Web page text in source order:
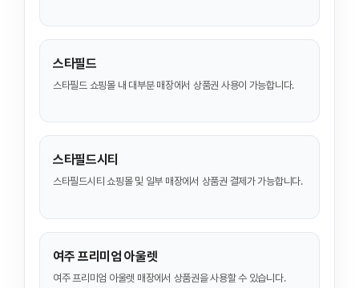
스타필드
스타필드 쇼핑몰 내 대부분 매장에서 상품권 사용이 가능합니다.
스타필드시티
스타필드시티 쇼핑몰 및 일부 매장에서 상품권 결제가 가능합니다.
여주 프리미엄 아울렛
여주 프리미엄 아울렛 매장에서 상품권을 사용할 수 있습니다.